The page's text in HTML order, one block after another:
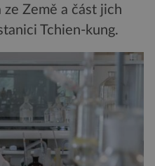
Země a část jich
Tchien-kung.